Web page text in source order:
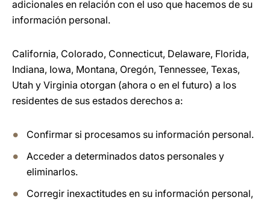
adicionales en relación con el uso que hacemos de su
información personal.
California, Colorado, Connecticut, Delaware, Florida,
Indiana, Iowa, Montana, Oregón, Tennessee, Texas,
Utah y Virginia otorgan (ahora o en el futuro) a los
residentes de sus estados derechos a:
Confirmar si procesamos su información personal.
Acceder a determinados datos personales y
eliminarlos.
Corregir inexactitudes en su información personal,